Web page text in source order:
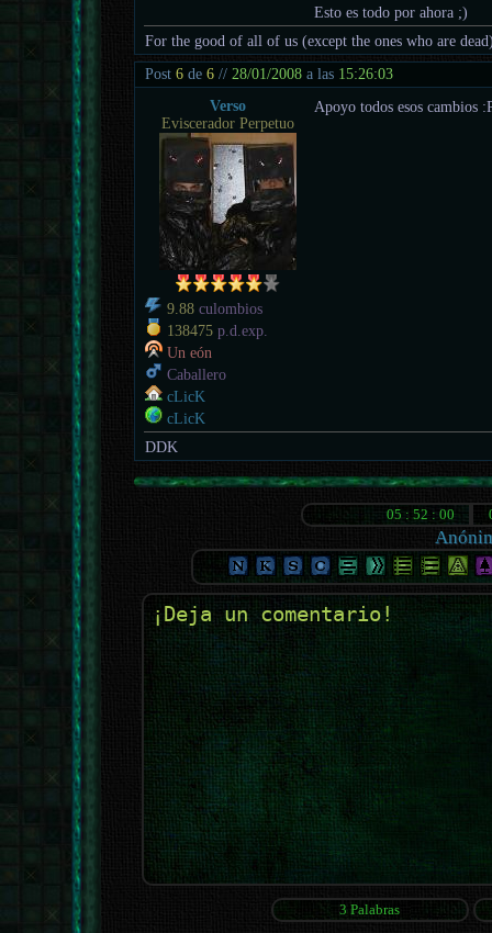
Esto es todo por ahora ;)
For the good of all of us (except the ones who are
Post6 de6 //28/01/2008 a las 15:26:03
Verso
Eviscerador Perpetuo
9.88 culombios
138475 p.d.exp.
Un eón
Caballero
cLicK
cLicK
Apoyo todos esos cambios
DDK